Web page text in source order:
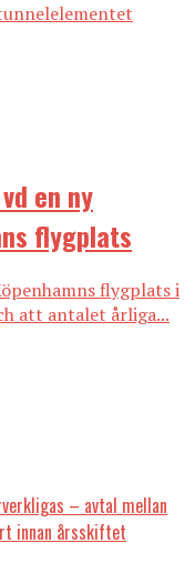
en ny
flygplats
flygplats i
att antalet årliga...
– avtal mellan
innan årsskiftet